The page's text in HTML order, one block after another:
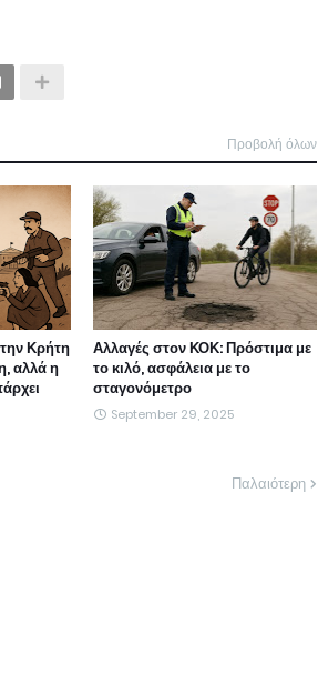
Προβολή όλων
Κρήτη
αλλά η
Αλλαγές στον ΚΟΚ: Πρόστιμα με
το κιλό, ασφάλεια με το
σταγονόμετρο
September 29, 2025
Παλαιότερη